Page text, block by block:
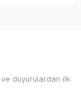
duyurulardan ilk